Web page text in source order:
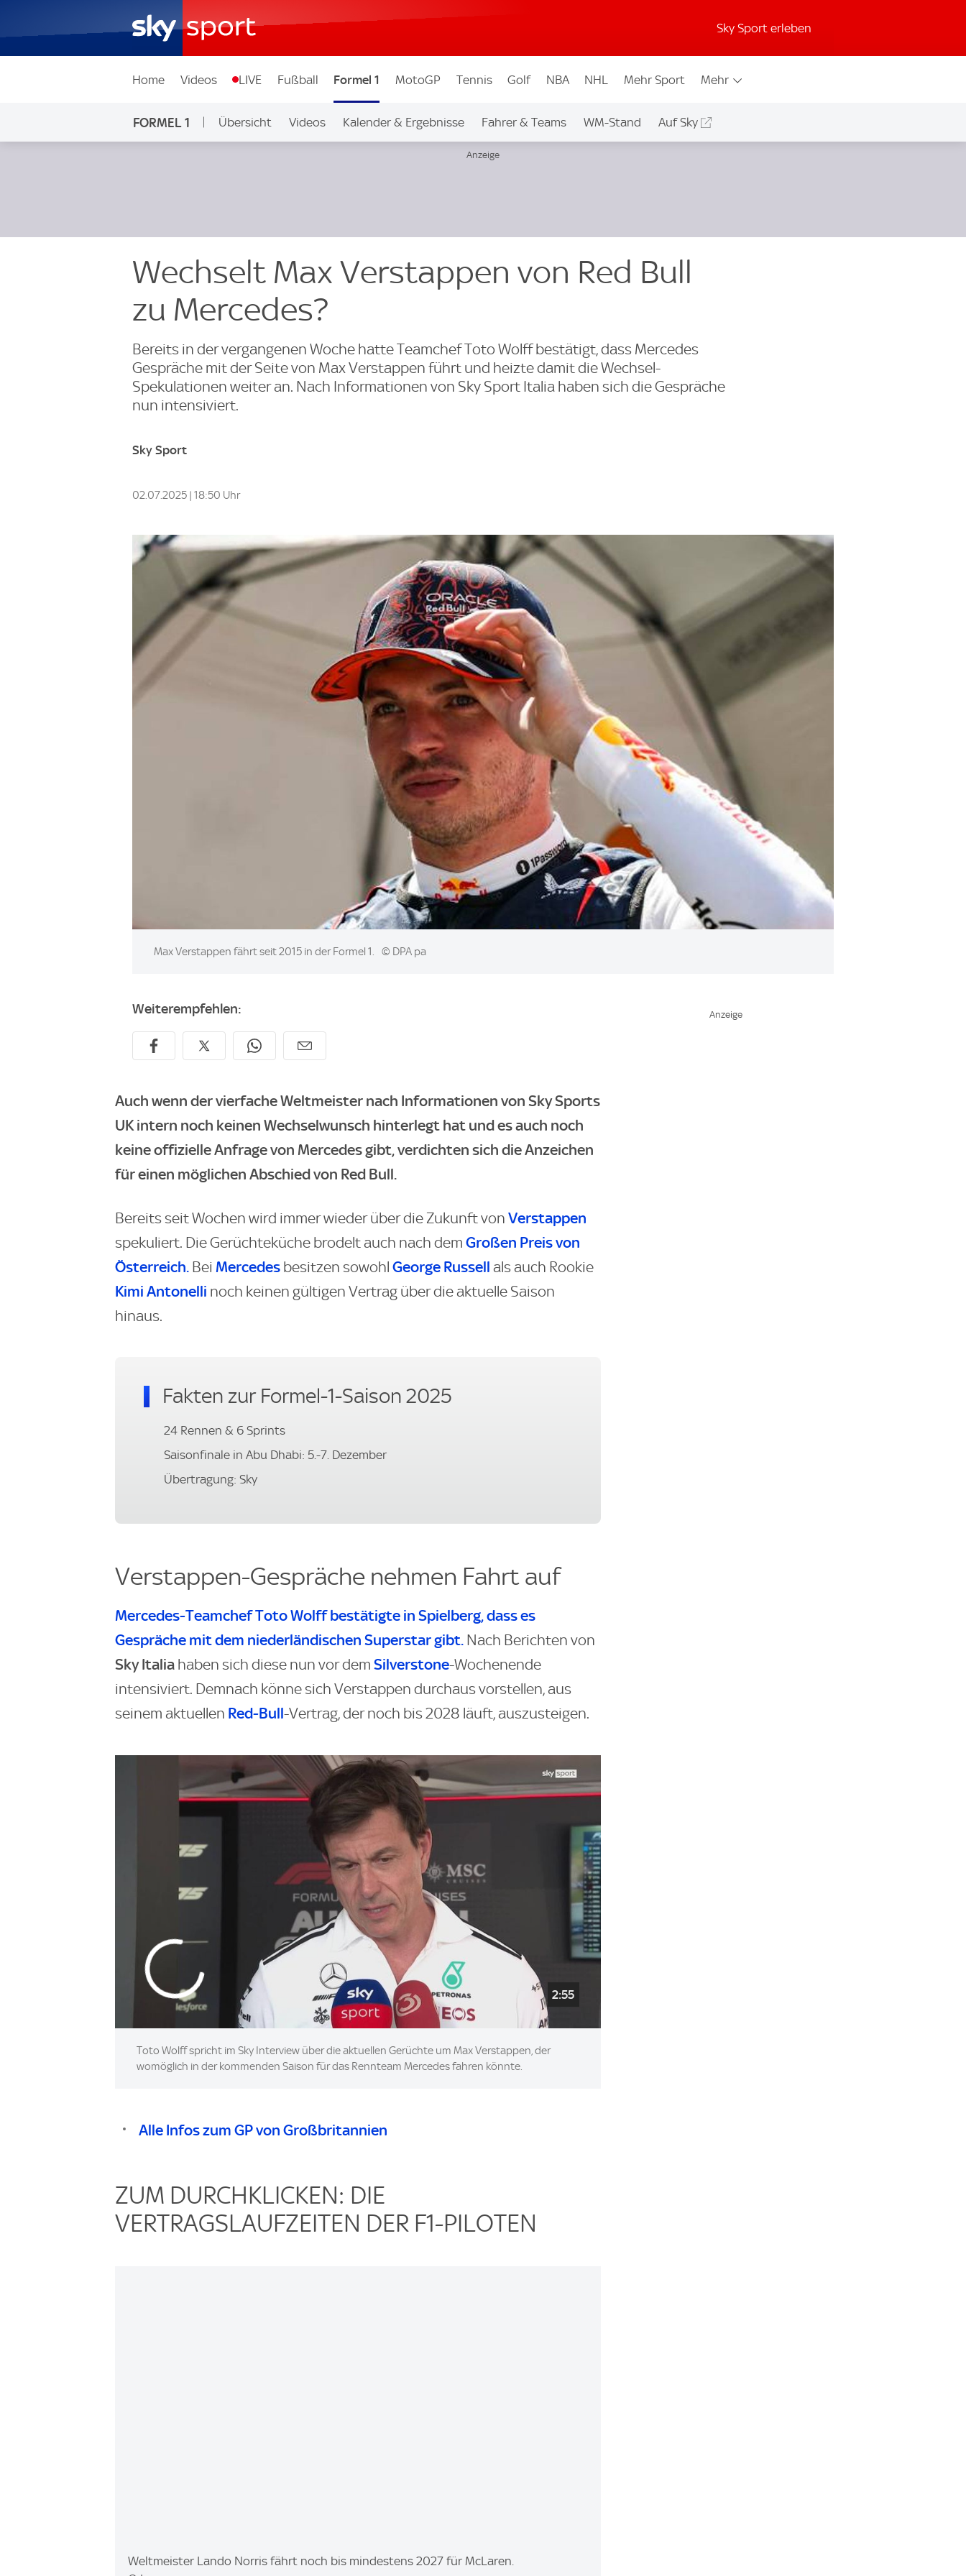
Sky Sport erleben
Home Videos LIVE Fußball Formel 1 MotoGP Tennis Golf NBA NHL Mehr Sport Mehr
FORMEL 1 Übersicht Videos Kalender & Ergebnisse Fahrer & Teams WM-Stand Auf Sky
Wechselt Max Verstappen von Red Bull
zu Mercedes?
Bereits in der vergangenen Woche hatte Teamchef Toto Wolff bestätigt, dass Mercedes
Gespräche mit der Seite von Max Verstappen führt und heizte damit die Wechsel-
Spekulationen weiter an. Nach Informationen von Sky Sport Italia haben sich die Gespräche
nun intensiviert.
Sky Sport
02.07.2025 | 18:50 Uhr
Image:
Max Verstappen fährt seit 2015 in der Formel 1. © DPA pa
Weiterempfehlen:
Auch wenn der vierfache Weltmeister nach Informationen von Sky Sports
UK intern noch keinen Wechselwunsch hinterlegt hat und es auch noch
keine offizielle Anfrage von Mercedes gibt, verdichten sich die Anzeichen
für einen möglichen Abschied von Red Bull.
Bereits seit Wochen wird immer wieder über die Zukunft von Verstappen
spekuliert. Die Gerüchteküche brodelt auch nach dem Großen Preis von
Österreich. Bei Mercedes besitzen sowohl George Russell als auch Rookie
Kimi Antonelli noch keinen gültigen Vertrag über die aktuelle Saison
hinaus.
Fakten zur Formel-1-Saison 2025
24 Rennen & 6 Sprints
Saisonfinale in Abu Dhabi: 5.-7. Dezember
Übertragung: Sky
Verstappen-Gespräche nehmen Fahrt auf
Mercedes-Teamchef Toto Wolff bestätigte in Spielberg, dass es
Gespräche mit dem niederländischen Superstar gibt. Nach Berichten von
Sky Italia haben sich diese nun vor dem Silverstone-Wochenende
intensiviert. Demnach könne sich Verstappen durchaus vorstellen, aus
seinem aktuellen Red-Bull-Vertrag, der noch bis 2028 läuft, auszusteigen.
2:55
Toto Wolff spricht im Sky Interview über die aktuellen Gerüchte um Max Verstappen, der
womöglich in der kommenden Saison für das Rennteam Mercedes fahren könnte.
Alle Infos zum GP von Großbritannien
ZUM DURCHKLICKEN: DIE
VERTRAGSLAUFZEITEN DER F1-PILOTEN
IWeltmeister Lando Norris fährt noch bis mindestens 2027 für McLaren.